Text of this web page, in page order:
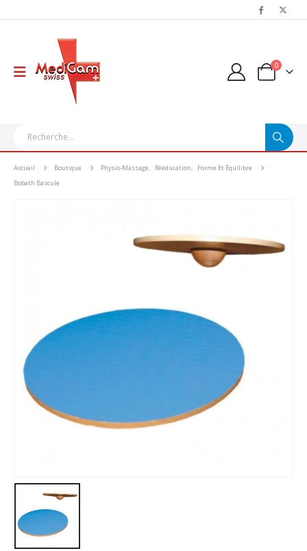
0
Accueil Boutique Physio-Massage, Rééducation,
Forme Et Équilibre
Bobath Bascule